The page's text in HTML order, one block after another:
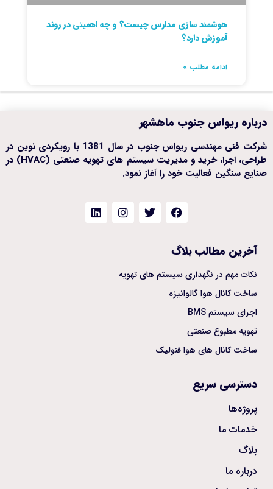
هوشمند سازی مدارس چیست؟ و چه اهمیتی در روند
آموزش دارد؟
ادامه مطلب »
درباره ریواس جنوب ماهشهر
شرکت فنی مهندسی ریواس جنوب در سال 1381 با رویکردی نوین در
طراحی، اجرا، خرید و مدیریت سیستم های تهویه صنعتی (HVAC) در
صنایع سنگین فعالیت خود را آغاز نمود.
آخرین مطالب بلاگ
نکات مهم در نگهداری سیستم های تهویه
ساخت کانال هوا گالوانیزه
اجرای سیستم BMS
تهویه مطبوع صنعتی
ساخت کانال های هوا فنولیک
دسترسی سریع
پروژه‌ها
خدمات ما
بلاگ
درباره ما